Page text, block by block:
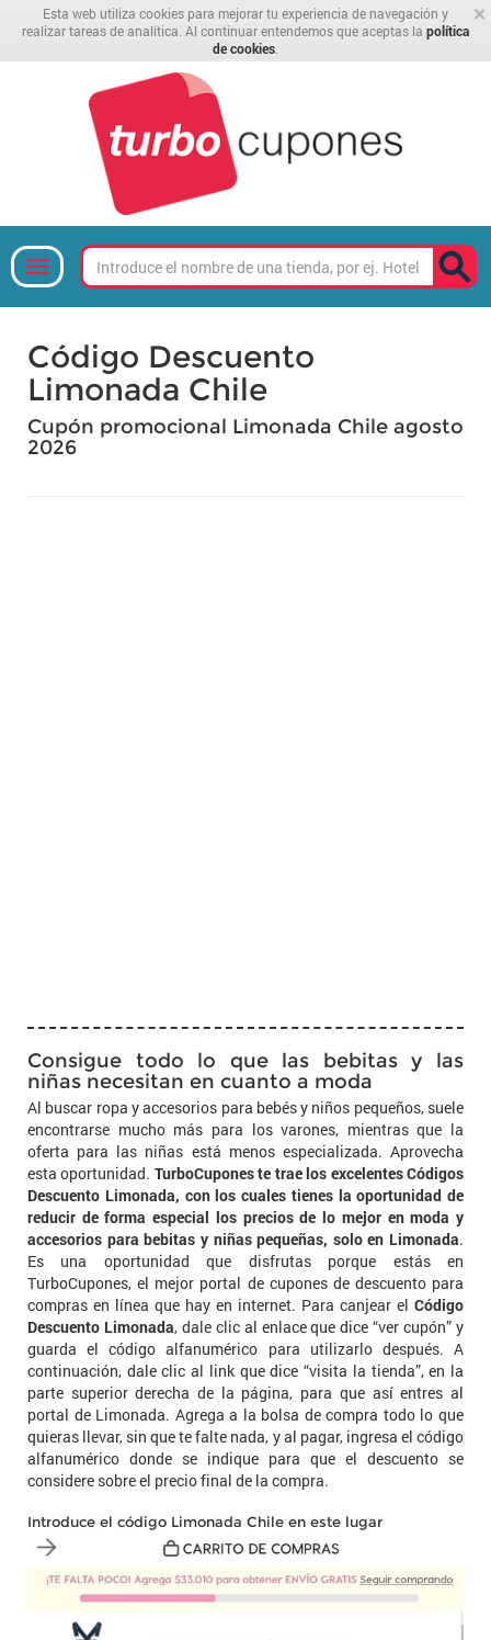
×
Esta web utiliza cookies para mejorar tu experiencia de navegación y
realizar tareas de analítica. Al continuar entendemos que aceptas la política
de cookies
Código Descuento
Limonada Chile
Cupón promocional Limonada Chile agosto
2026
Consigue todo lo que las bebitas y las
niñas necesitan en cuanto a moda
Al buscar ropa y accesorios para bebés y niños pequeños, suele
encontrarse mucho más para los varones, mientras que la
oferta para las niñas está menos especializada. Aprovecha
esta oportunidad. TurboCupones te trae los excelentes Códigos
Descuento Limonada, con los cuales tienes la oportunidad de
reducir de forma especial los precios de lo mejor en moda y
accesorios para bebitas y niñas pequeñas, solo en Limonada.
Es una oportunidad que disfrutas porque estás en
TurboCupones, el mejor portal de cupones de descuento para
compras en línea que hay en internet. Para canjear el Código
Descuento Limonada, dale clic al enlace que dice “ver cupón” y
guarda el código alfanumérico para utilizarlo después. A
continuación, dale clic al link que dice “visita la tienda”, en la
parte superior derecha de la página, para que así entres al
portal de Limonada. Agrega a la bolsa de compra todo lo que
quieras llevar, sin que te falte nada, y al pagar, ingresa el código
alfanumérico donde se indique para que el descuento se
considere sobre el precio final de la compra.
Introduce el código Limonada Chile en este lugar